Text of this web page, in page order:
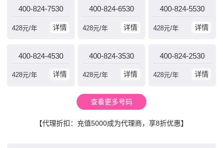
400-824-7530
详情
428元/年
400-824-6530
详情
428元/年
400-824-5530
详情
428元/年
400-824-4530
详情
428元/年
400-824-3530
详情
428元/年
400-824-2530
详情
428元/年
查看更多号码
【代理折扣：充值5000成为代理商，享8折优惠】